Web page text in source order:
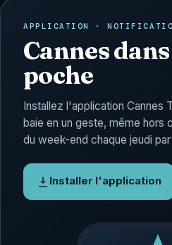
APPLICATION ·
Cannes
poche
Installez l'application Cannes
baie en un geste, même hors
du week-end chaque jeudi
Installer l'application